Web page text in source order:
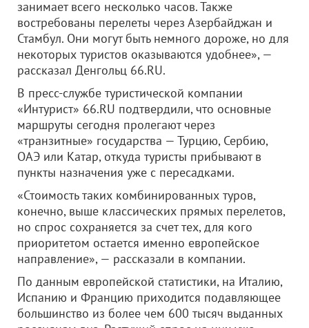
занимает всего несколько часов. Также
востребованы перелеты через Азербайджан и
Стамбул. Они могут быть немного дороже, но для
некоторых туристов оказываются удобнее», —
рассказал Денгольц 66.RU.
В пресс-службе туристической компании
«Интурист» 66.RU подтвердили, что основные
маршруты сегодня пролегают через
«транзитные» государства — Турцию, Сербию,
ОАЭ или Катар, откуда туристы прибывают в
пункты назначения уже с пересадками.
«Стоимость таких комбинированных туров,
конечно, выше классических прямых перелетов,
но спрос сохраняется за счет тех, для кого
приоритетом остается именно европейское
направление», — рассказали в компании.
По данным европейской статистики, на Италию,
Испанию и Францию приходится подавляющее
большинство из более чем 600 тысяч выданных